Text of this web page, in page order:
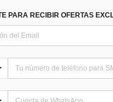
PARA RECIBIR OFERTAS